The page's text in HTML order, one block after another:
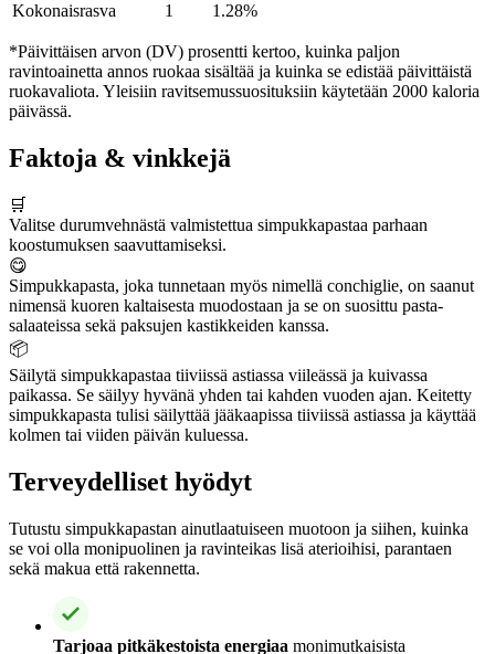
Kokonaisrasva
1 1.28%
*Päivittäisen arvon (DV) prosentti kertoo, kuinka paljon
ravintoainetta annos ruokaa sisältää ja kuinka se edistää päivittäistä
ruokavaliota. Yleisiin ravitsemussuosituksiin käytetään 2000 kaloria
päivässä.
Faktoja & vinkkejä
🛒
Valitse durumvehnästä valmistettua simpukkapastaa parhaan
koostumuksen saavuttamiseksi.
😋
Simpukkapasta, joka tunnetaan myös nimellä conchiglie, on saanut
nimensä kuoren kaltaisesta muodostaan ja se on suosittu pasta-
salaateissa sekä paksujen kastikkeiden kanssa.
📦
Säilytä simpukkapastaa tiiviissä astiassa viileässä ja kuivassa
paikassa. Se säilyy hyvänä yhden tai kahden vuoden ajan. Keitetty
simpukkapasta tulisi säilyttää jääkaapissa tiiviissä astiassa ja käyttää
kolmen tai viiden päivän kuluessa.
Terveydelliset hyödyt
Tutustu simpukkapastan ainutlaatuiseen muotoon ja siihen, kuinka
se voi olla monipuolinen ja ravinteikas lisä aterioihisi, parantaen
sekä makua että rakennetta.
Tarjoaa pitkäkestoista energiaa monimutkaisista